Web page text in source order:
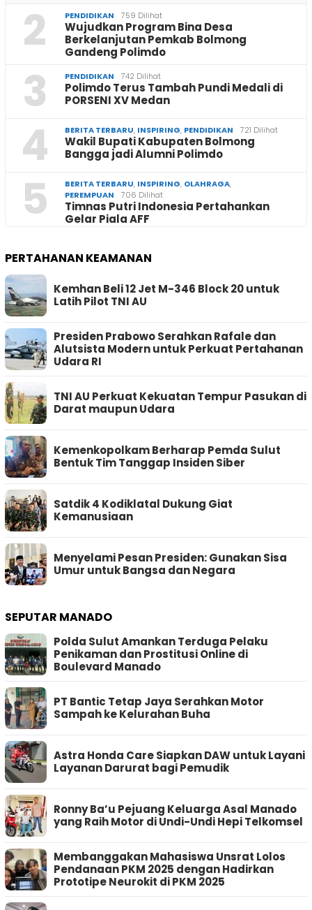
2 PENDIDIKAN 759 Dilihat
Wujudkan Program Bina Desa
Berkelanjutan Pemkab Bolmong
Gandeng Polimdo
3 PENDIDIKAN 742 Dilihat
Polimdo Terus Tambah Pundi Medali di
PORSENI XV Medan
4 BERITA TERBARU, INSPIRING, PENDIDIKAN 721 Dilihat
Wakil Bupati Kabupaten Bolmong
Bangga jadi Alumni Polimdo
5 BERITA TERBARU, INSPIRING, OLAHRAGA,
PEREMPUAN
706 Dilihat
Timnas Putri Indonesia Pertahankan
Gelar Piala AFF
PERTAHANAN KEAMANAN
Kemhan Beli 12 Jet M-346 Block 20 untuk
Latih Pilot TNI AU
Presiden Prabowo Serahkan Rafale dan
Alutsista Modern untuk Perkuat Pertahanan
Udara RI
TNI AU Perkuat Kekuatan Tempur Pasukan di
Darat maupun Udara
Kemenkopolkam Berharap Pemda Sulut
Bentuk Tim Tanggap Insiden Siber
Satdik 4 Kodiklatal Dukung Giat
Kemanusiaan
Menyelami Pesan Presiden: Gunakan Sisa
Umur untuk Bangsa dan Negara
SEPUTAR MANADO
Polda Sulut Amankan Terduga Pelaku
Penikaman dan Prostitusi Online di
Boulevard Manado
PT Bantic Tetap Jaya Serahkan Motor
Sampah ke Kelurahan Buha
Astra Honda Care Siapkan DAW untuk Layani
Layanan Darurat bagi Pemudik
Ronny Ba’u Pejuang Keluarga Asal Manado
yang Raih Motor di Undi-Undi Hepi Telkomsel
Membanggakan Mahasiswa Unsrat Lolos
Pendanaan PKM 2025 dengan Hadirkan
Prototipe Neurokit di PKM 2025